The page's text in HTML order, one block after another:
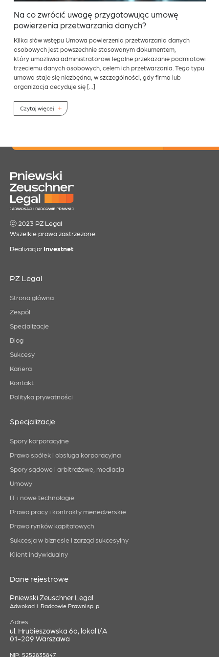
Na co zwrócić uwagę przygotowując umowę
powierzenia przetwarzania danych?
Kilka słów wstępu Umowa powierzenia przetwarzania danych
osobowych jest powszechnie stosowanym dokumentem,
który umożliwia administratorowi legalne przekazanie podmiotowi
trzeciemu danych osobowych, celem ich przetwarzania. Tego typu
umowa staje się niezbędna, w szczególności, gdy firma lub
organizacja decyduje się […]
Czytaj więcej
ⓒ 2023 PZ Legal
Wszelkie prawa zastrzeżone.
Realizacja: Investnet
PZ Legal
Strona główna
Zespół
Specjalizacje
Blog
Sukcesy
Kariera
Kontakt
Polityka prywatności
Specjalizacje
Spory korporacyjne
Prawo spółek i obsługa korporacyjna
Spory sądowe i arbitrażowe, mediacja
Umowy
IT i nowe technologie
Prawo pracy i kontrakty menedżerskie
Prawo rynków kapitałowych
Sukcesja w biznesie i zarząd sukcesyjny
Klient indywidualny
Dane rejestrowe
Pniewski Zeuschner Legal
Adwokaci i Radcowie Prawni sp. p.
Adres
ul. Hrubieszowska 6a, lokal I/A
01-209 Warszawa
NIP: 5252835847